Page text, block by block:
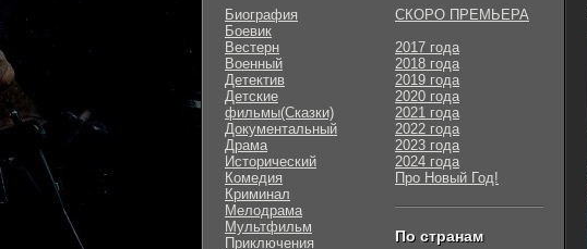
Биография
Боевик
Вестерн
Военный
Детектив
Детские
фильмы(Сказки)
Документальный
Драма
Исторический
Комедия
Криминал
Мелодрама
Мультфильм
Приключения
СКОРО ПРЕМЬЕРА
2017 года
2018 года
2019 года
2020 года
2021 года
2022 года
2023 года
2024 года
Про Новый Год!
По странам